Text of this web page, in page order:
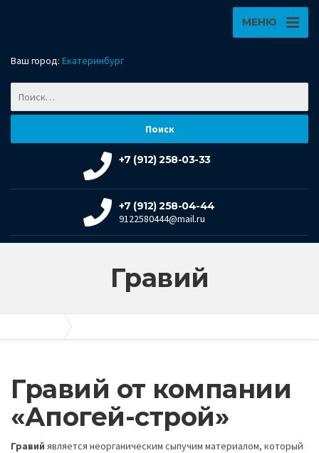
Ваш город: Екатеринбург
МЕНЮ
+7 (912) 258-03-33
+7 (912) 258-04-44
9122580444@mail.ru
Гравий
Гравий от компании
«Апогей-строй»
Гравий является неорганическим сыпучим материалом, который